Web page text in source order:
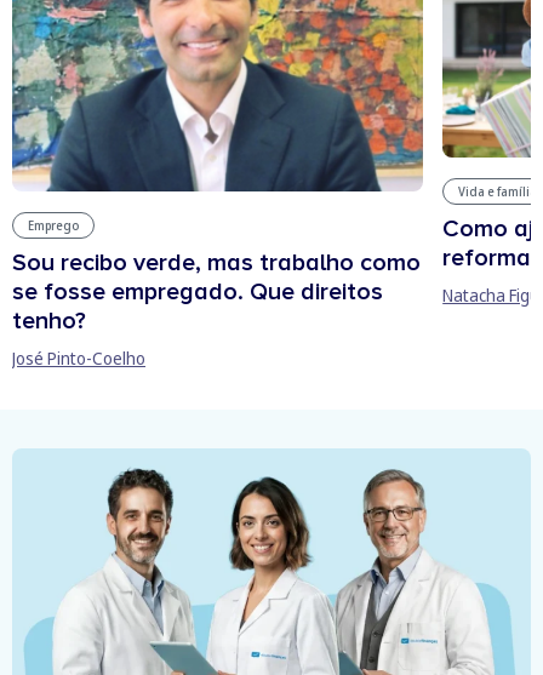
Emprego
Sou recibo verde, mas trabalho como
se fosse empregado. Que direitos
tenho?
José Pinto-Coelho
Vida e família
Como
reforma
Natacha